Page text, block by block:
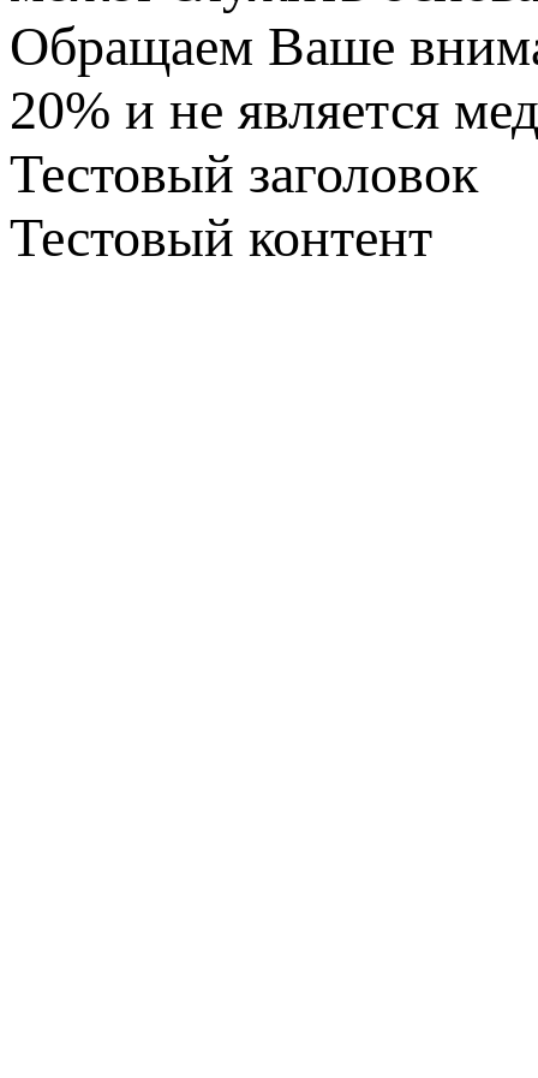
Обращаем Ваше
20% и не является
Тестовый заголовок
Тестовый контент